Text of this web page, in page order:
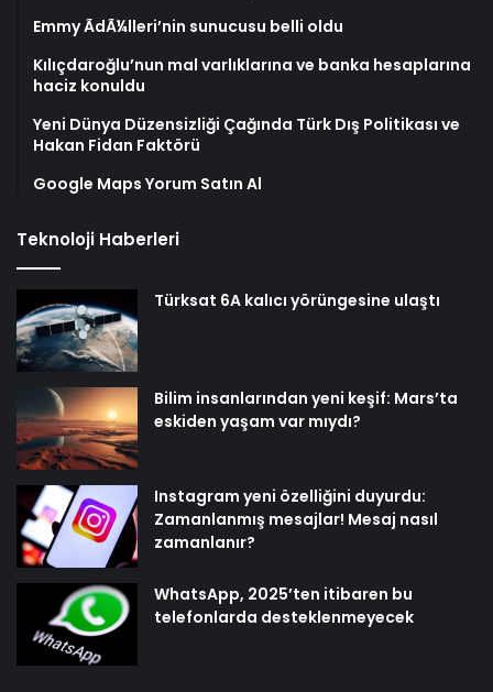
Emmy ÃdÃ¼lleri’nin sunucusu belli oldu
Kılıçdaroğlu’nun mal varlıklarına ve banka hesaplarına
haciz konuldu
Yeni Dünya Düzensizliği Çağında Türk Dış Politikası ve
Hakan Fidan Faktörü
Google Maps Yorum Satın Al
Teknoloji Haberleri
Türksat 6A kalıcı yörüngesine ulaştı
Bilim insanlarından yeni keşif: Mars’ta
eskiden yaşam var mıydı?
Instagram yeni özelliğini duyurdu:
Zamanlanmış mesajlar! Mesaj nasıl
zamanlanır?
WhatsApp, 2025’ten itibaren bu
telefonlarda desteklenmeyecek